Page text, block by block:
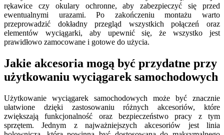
rękawice czy okulary ochronne, aby zabezpieczyć się przed
ewentualnymi urazami. Po zakończeniu montażu warto
przeprowadzić dokładny przegląd wszystkich połączeń oraz
elementów wyciągarki, aby upewnić się, że wszystko jest
prawidłowo zamocowane i gotowe do użycia.
Jakie akcesoria mogą być przydatne przy
użytkowaniu wyciągarek samochodowych
Użytkowanie wyciągarek samochodowych może być znacznie
ułatwione dzięki zastosowaniu różnych akcesoriów, które
zwiększają funkcjonalność oraz bezpieczeństwo pracy z tym
sprzętem. Jednym z najważniejszych akcesoriów jest linia